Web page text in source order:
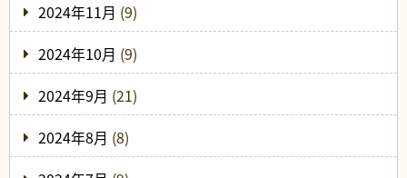
2024年11月 (9)
2024年10月 (9)
2024年9月 (21)
2024年8月 (8)